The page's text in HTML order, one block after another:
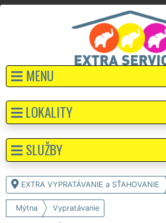
MENU
EXTRA VYPRATÁVANIE a SŤAHOVANIE
Mýtna Vypratávanie
LOKALITY
SLUŽBY